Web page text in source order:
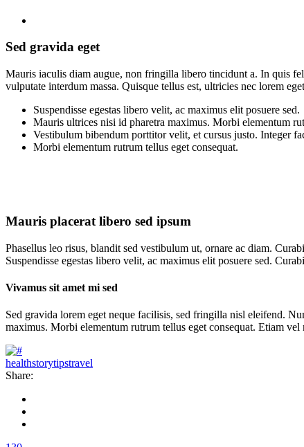
Sed gravida eget
Mauris iaculis diam augue, non fringilla libero tincidunt a. In quis
vulputate interdum massa. Quisque tellus est, ultricies nec lorem
Suspendisse egestas libero velit, ac maximus elit posuere sed.
Mauris ultrices nisi id pharetra maximus. Morbi elementum
Vestibulum bibendum porttitor velit, et cursus justo. Integer
Morbi elementum rutrum tellus eget consequat.
Mauris placerat libero sed ipsum
Phasellus leo risus, blandit sed vestibulum ut, ornare ac diam.
Suspendisse egestas libero velit, ac maximus elit posuere sed.
Vivamus sit amet mi sed
Sed gravida lorem eget neque facilisis, sed fringilla nisl eleifend.
maximus. Morbi elementum rutrum tellus eget consequat. Etiam
healthstorytipstravel
Share: